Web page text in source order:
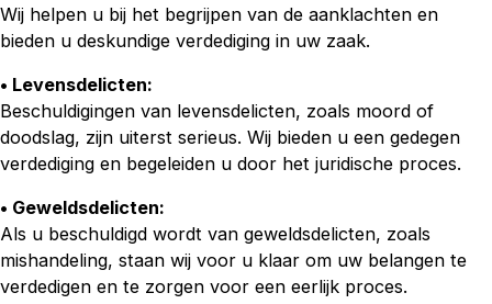
Wij helpen u bij het begrijpen van de aanklachten en
bieden u deskundige verdediging in uw zaak.
• Levensdelicten:
Beschuldigingen van levensdelicten, zoals moord of
doodslag, zijn uiterst serieus. Wij bieden u een gedegen
verdediging en begeleiden u door het juridische proces.
• Geweldsdelicten:
Als u beschuldigd wordt van geweldsdelicten, zoals
mishandeling, staan wij voor u klaar om uw belangen te
verdedigen en te zorgen voor een eerlijk proces.